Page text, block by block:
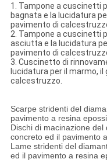
1. Tampone a cuscinetti
bagnata e la lucidatura
pavimento di
2. Tampone a cuscinetti
asciutta e la lucidatura
pavimento di
3. Cuscinetto di
lucidatura per il marmo,
calcestruzzo.
Scarpe stridenti del
pavimento a resina
Dischi di macinazione
concreto ed il pavimento
Lame stridenti del
ed il pavimento a resina